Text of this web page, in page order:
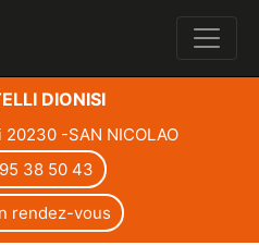
DIONISI
-SAN NICOLAO
38 50 43
rendez-vous